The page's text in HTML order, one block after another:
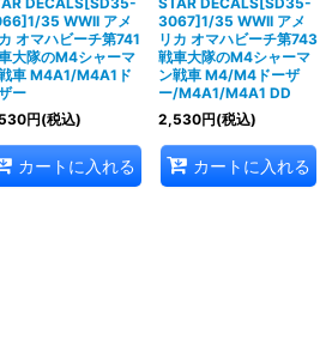
35 WWII アメ
オマハビーチ第741
大隊のM4シャーマ
車 M4A1/M4A1ド
ー
円(税込)
カートに入れる
3067]1/35 WWII アメ
リカ オマハビーチ第743
戦車大隊のM4シャーマ
ン戦車 M4/M4ドーザ
ー/M4A1/M4A1 DD
2,530円(税込)
カートに入れる